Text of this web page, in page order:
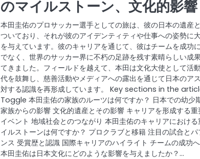
のマイルストーン、文化的影響
本田圭佑のプロサッカー選手としての旅は、彼の日本の遺産
ついており、それが彼のアイデンティティや仕事への姿勢に
を与えています。彼のキャリアを通じて、彼はチームを成功
でなく、世界のサッカー界に不朽の足跡を残す素晴らしい成
てきました。フィールドを越えて、本田は文化大使として活
代を鼓舞し、慈善活動やメディアへの露出を通じて日本のア
対する認識を再形成しています。 Key sections in the
Toggle 本田圭佑の家族のルーツは何ですか？ 日本での幼少
家族からの影響 文化的遺産とその影響 キャリアを形成する
イベント 地域社会とのつながり 本田圭佑のキャリアにおける
イルストーンは何ですか？ プロクラブと移籍 注目の試合とパ
ンス 受賞歴と認識 国際キャリアのハイライト チームの成功
本田圭佑は日本文化にどのような影響を与えましたか？…